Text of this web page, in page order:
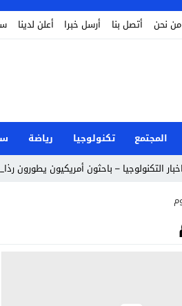
من نحن أتصل بنا أرسل خبرا أعلن لدينا
المجتمع تكنولوجيا رياضة
اخبار التكنولوجيا – باحثون أمريكيون يطورون